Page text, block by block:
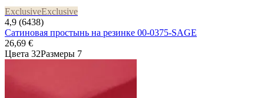
ExclusiveExclusive
4,9 (6438)
Сатиновая простынь на резинке 00-0375-SAGE
26,69 €
Цвета 32Размеры 7